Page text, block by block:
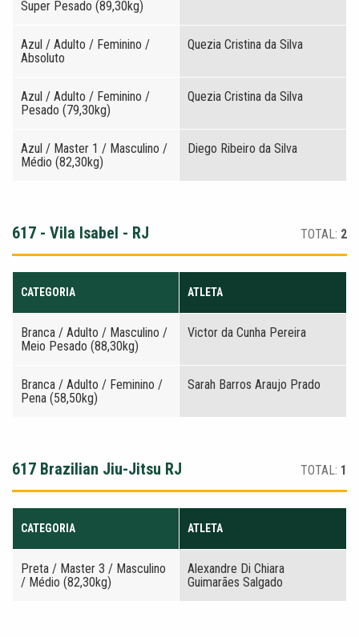
Super Pesado (89,30kg)
Azul / Adulto / Feminino /
Absoluto
Quezia Cristina da Silva
Azul / Adulto / Feminino /
Pesado (79,30kg)
Quezia Cristina da Silva
Azul / Master 1 / Masculino /
Médio (82,30kg)
Diego Ribeiro da Silva
617 - Vila Isabel - RJ TOTAL: 2
CATEGORIA ATLETA
Branca / Adulto / Masculino /
Meio Pesado (88,30kg)
Victor da Cunha Pereira
Branca / Adulto / Feminino /
Pena (58,50kg)
Sarah Barros Araujo Prado
617 Brazilian Jiu-Jitsu RJ TOTAL: 1
CATEGORIA ATLETA
Preta / Master 3 / Masculino
/ Médio (82,30kg)
Alexandre Di Chiara
Guimarães Salgado